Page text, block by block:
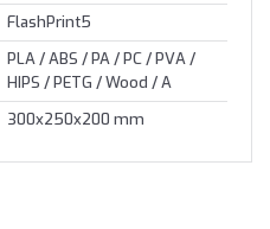
FlashPrint5
PLA / ABS / PA / PC / PVA /
HIPS / PETG / Wood / A
300x250x200 mm